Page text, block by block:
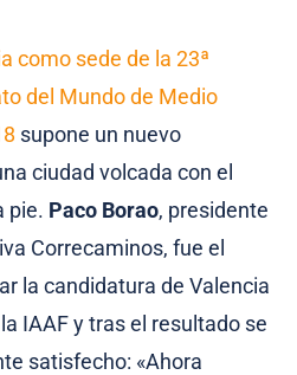
como sede de la 23ª
del Mundo de Medio
supone un nuevo
ciudad volcada con el
pie. Paco Borao, presidente
Correcaminos, fue el
la candidatura de Valencia
IAAF y tras el resultado se
satisfecho: «Ahora